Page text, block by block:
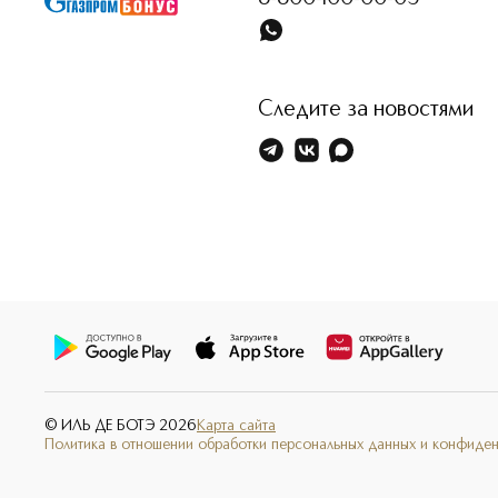
Следите за новостями
© ИЛЬ ДЕ БОТЭ 2026 Карта сайта
Политика в отношении обработки персональных данных и